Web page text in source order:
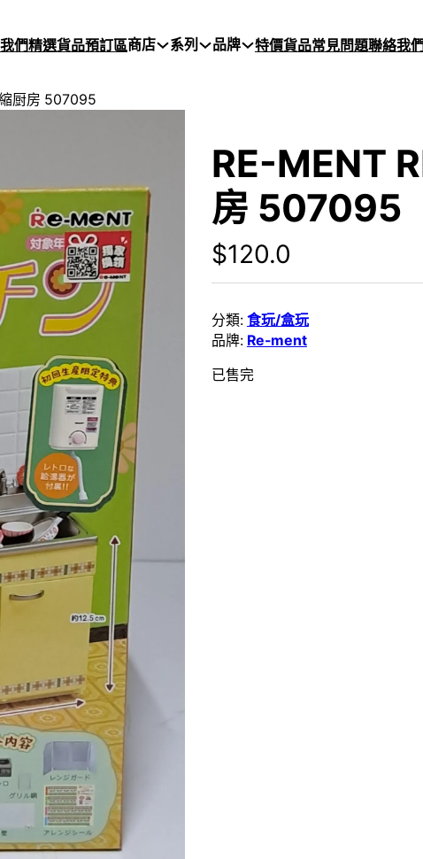
們精選貨品預訂區商店 系列 品牌 特價貨品常見問題聯絡我們
厨房 507095
RE-MENT
房 507095
$120.0
分類: 食玩/盒玩
品牌: Re-ment
已售完